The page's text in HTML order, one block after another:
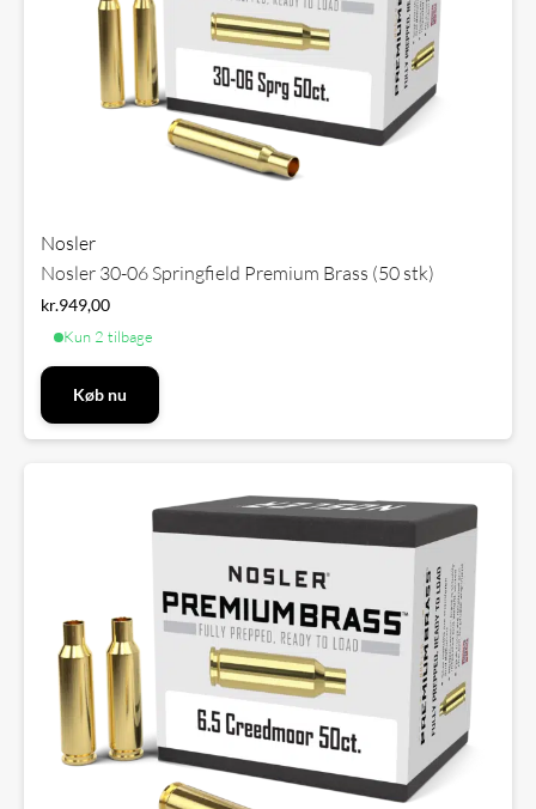
Nosler
Nosler 30-06 Springfield Premium Brass (50 stk)
kr.949,00
Kun 2 tilbage
Køb nu